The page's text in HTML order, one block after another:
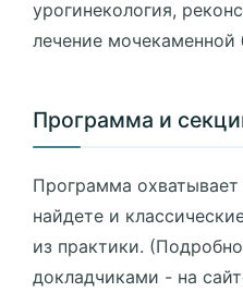
урогинекология,
лечение мочекаменной
Программа и
Программа охватывает
найдете и
из практики.
докладчиками - на